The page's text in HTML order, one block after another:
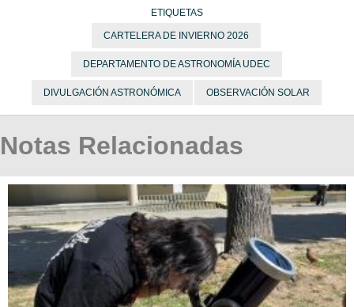
ETIQUETAS
CARTELERA DE INVIERNO 2026
DEPARTAMENTO DE ASTRONOMÍA UDEC
DIVULGACIÓN ASTRONÓMICA OBSERVACIÓN SOLAR
Notas Relacionadas